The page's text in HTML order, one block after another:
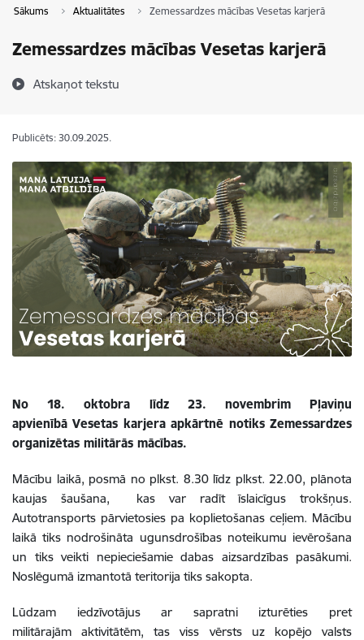
Sākums Aktualitātes Zemessardzes mācības Vesetas karjerā
Zemessardzes mācības Vesetas karjerā
Atskaņot tekstu
Publicēts: 30.09.2025.
No 18. oktobra līdz 23. novembrim Pļaviņu
apvienībā Vesetas karjera apkārtnē notiks Zemessardzes
organizētas militārās mācības.
Mācību laikā, posmā no plkst. 8.30 līdz plkst. 22.00, plānota
kaujas šaušana, kas var radīt īslaicīgus trokšņus.
Autotransports pārvietosies pa koplietošanas ceļiem. Mācību
laikā tiks nodrošināta ugunsdrošības noteikumu ievērošana
un tiks veikti nepieciešamie dabas aizsardzības pasākumi.
Noslēgumā izmantotā teritorija tiks sakopta.
Lūdzam iedzīvotājus ar sapratni izturēties pret
militārajām aktivitātēm, tas viss vērsts uz kopējo valsts